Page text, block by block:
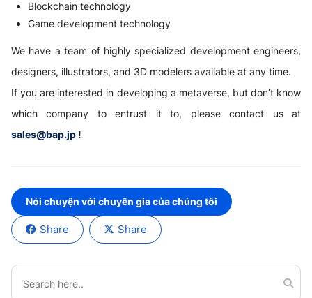
Blockchain technology
Game development technology
We have a team of highly specialized development engineers,
designers, illustrators, and 3D modelers available at any time.
If you are interested in developing a metaverse, but don’t know
which company to entrust it to, please contact us at
sales@bap.jp !
Nói chuyện với chuyên gia của chúng tôi
Share Share